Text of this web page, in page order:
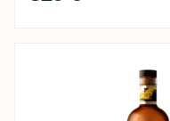
Excellence